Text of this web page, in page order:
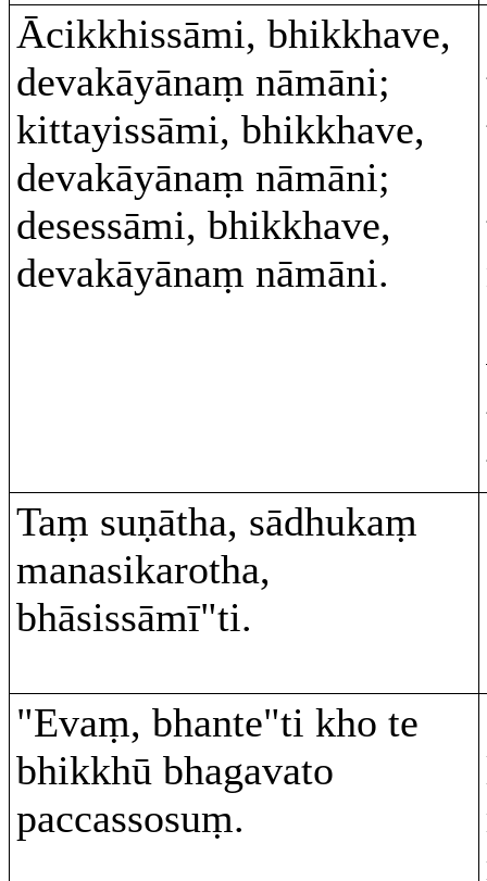
Ācikkhissāmi, bhikkhave,
devakāyānaṃ nāmāni;
kittayissāmi, bhikkhave,
devakāyānaṃ nāmāni;
desessāmi, bhikkhave,
devakāyānaṃ nāmāni.
Taṃ suṇātha, sādhukaṃ
manasikarotha,
bhāsissāmī"ti.
"Evaṃ, bhante"ti kho te
bhikkhū bhagavato
paccassosuṃ.